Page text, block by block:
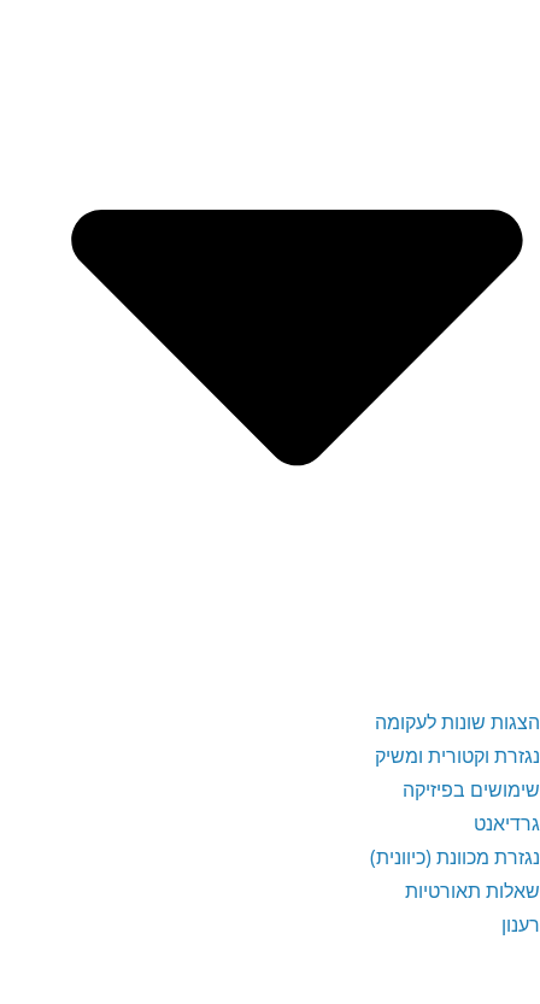
הצגות שונות לעקומה
נגזרת וקטורית ומשיק
שימושים בפיזיקה
גרדיאנט
נגזרת מכוונת (כיוונית)
שאלות תאורטיות
רענון